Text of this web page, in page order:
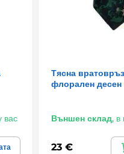
вас
Тясна
флорален десен
Външен склад, в
23 €